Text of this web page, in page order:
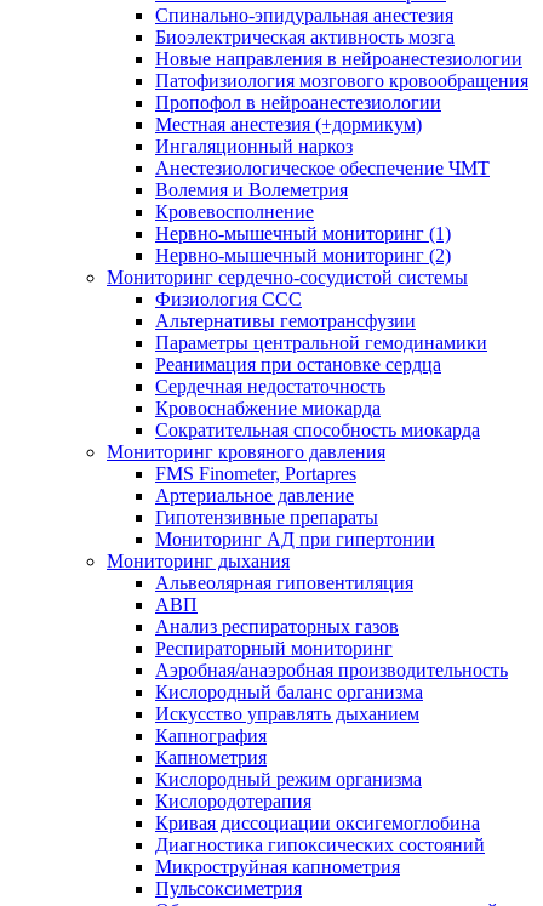
Спинально-эпидуральная анестезия
Биоэлектрическая активность мозга
Новые направления в нейроанестезиологии
Патофизиология мозгового кровообращения
Пропофол в нейроанестезиологии
Местная анестезия (+дормикум)
Ингаляционный наркоз
Анестезиологическое обеспечение ЧМТ
Волемия и Волеметрия
Кровевосполнение
Нервно-мышечный мониторинг (1)
Нервно-мышечный мониторинг (2)
Мониторинг сердечно-сосудистой системы
Физиология ССС
Альтернативы гемотрансфузии
Параметры центральной гемодинамики
Реанимация при остановке сердца
Сердечная недостаточность
Кровоснабжение миокарда
Сократительная способность миокарда
Мониторинг кровяного давления
FMS Finometer, Portapres
Артериальное давление
Гипотензивные препараты
Мониторинг АД при гипертонии
Мониторинг дыхания
Альвеолярная гиповентиляция
АВП
Анализ респираторных газов
Респираторный мониторинг
Аэробная/анаэробная производительность
Кислородный баланс организма
Искусство управлять дыханием
Капнография
Капнометрия
Кислородный режим организма
Кислородотерапия
Кривая диссоциации оксигемоглобина
Диагностика гипоксических состояний
Микроструйная капнометрия
Пульсоксиметрия